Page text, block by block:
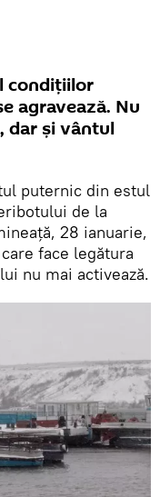
condițiilor
agravează. Nu
dar și vântul
puternic din estul
de la
28 ianuarie,
face legătura
nu mai activează.